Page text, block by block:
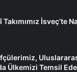
İsveç’te
Ülkemizi Temsil